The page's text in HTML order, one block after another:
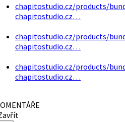
chapitostudio.cz/products/
chapitostudio.cz…
chapitostudio.cz/products/
chapitostudio.cz…
chapitostudio.cz/products/
chapitostudio.cz…